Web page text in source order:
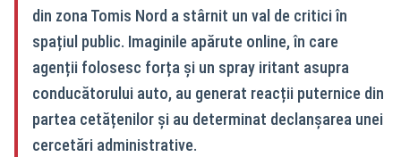
din zona Tomis Nord a stârnit un val de critici în
spațiul public. Imaginile apărute online, în care
agenții folosesc forța și un spray iritant asupra
conducătorului auto, au generat reacții puternice din
partea cetățenilor și au determinat declanșarea unei
cercetări administrative.